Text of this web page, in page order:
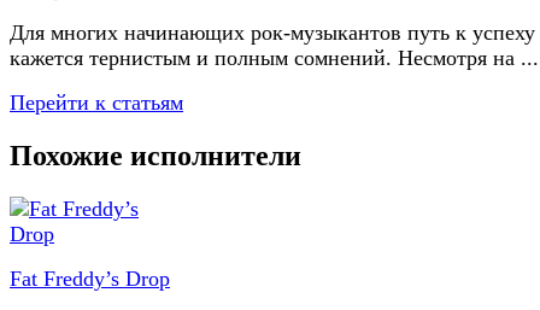
Для многих начинающих рок-музыкантов путь к успеху
кажется тернистым и полным сомнений. Несмотря на ...
Перейти к статьям
Похожие исполнители
Fat Freddy’s Drop